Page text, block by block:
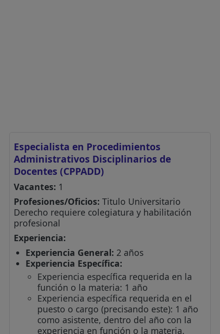
Especialista en Procedimientos
Administrativos Disciplinarios de
Docentes (CPPADD)
Vacantes: 1
Profesiones/Oficios: Titulo Universitario
Derecho requiere colegiatura y habilitación
profesional
Experiencia:
Experiencia General: 2 años
Experiencia Específica:
Experiencia específica requerida en la
función o la materia: 1 año
Experiencia específica requerida en el
puesto o cargo (precisando este): 1 año
como asistente, dentro del año con la
experiencia en función o la materia.